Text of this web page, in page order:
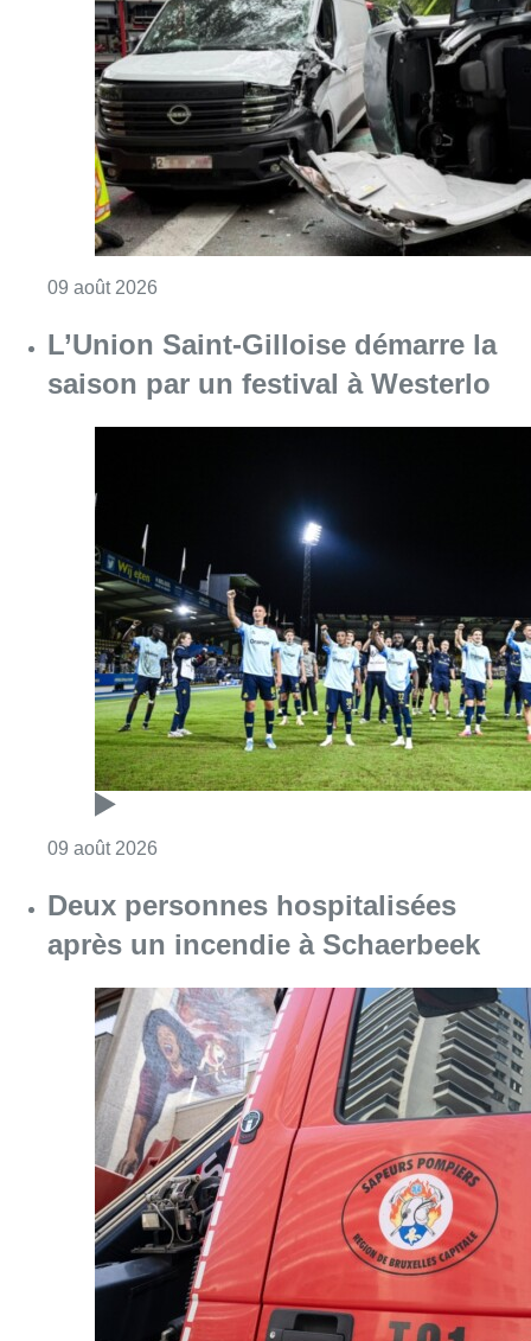
09 août 2026
L’Union Saint-Gilloise démarre la
saison par un festival à Westerlo
09 août 2026
Deux personnes hospitalisées
après un incendie à Schaerbeek